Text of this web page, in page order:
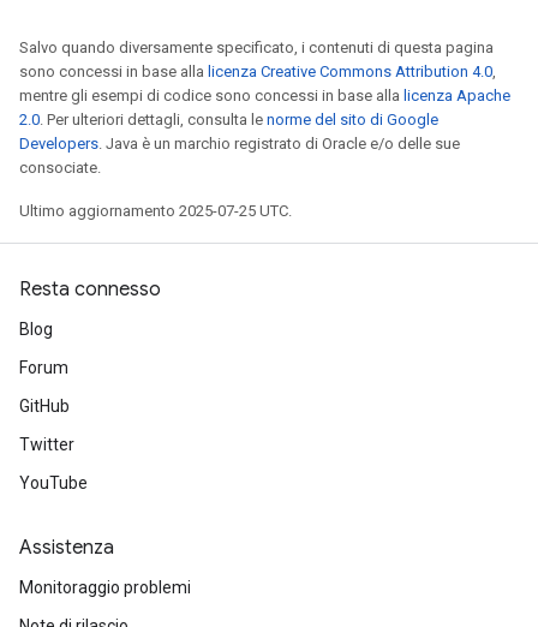
Salvo quando diversamente specificato, i contenuti di questa pagina
sono concessi in base alla licenza Creative Commons Attribution 4.0,
mentre gli esempi di codice sono concessi in base alla licenza Apache
2.0. Per ulteriori dettagli, consulta le norme del sito di Google
Developers. Java è un marchio registrato di Oracle e/o delle sue
consociate.
Ultimo aggiornamento 2025-07-25 UTC.
Resta connesso
Blog
Forum
GitHub
Twitter
YouTube
Assistenza
Monitoraggio problemi